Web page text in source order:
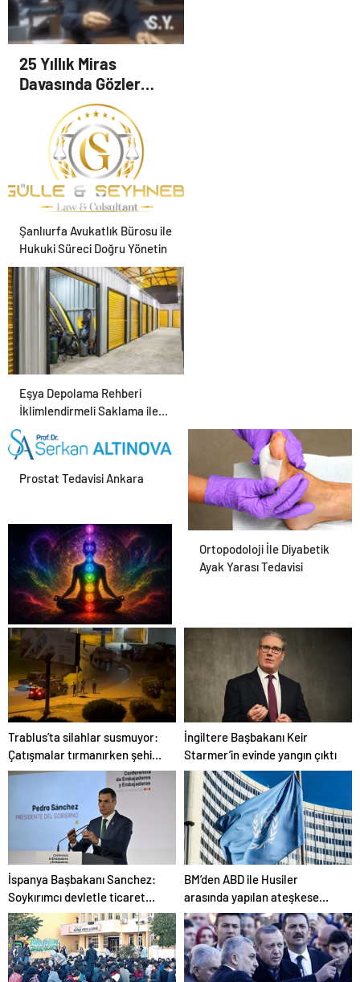
25 Yıllık Miras
Davasında Gözler
Temmuz Ayındaki
Karar Duruşmasına
Çevrildi
Şanlıurfa Avukatlık Bürosu ile
Hukuki Süreci Doğru Yönetin
Eşya Depolama Rehberi
İklimlendirmeli Saklama ile
Güvenli Kullanım
Prostat Tedavisi Ankara
Ortopodoloji İle Diyabetik
Ayak Yarası Tedavisi
Zihnin Gizemli Sınırları ve
Ötesi : Nasılnedir.com
Trablus’ta silahlar susmuyor:
Çatışmalar tırmanırken şehir
alarmda
İngiltere Başbakanı Keir
Starmer’in evinde yangın çıktı
İspanya Başbakanı Sanchez:
Soykırımcı devletle ticaret
yapmayız
BM’den ABD ile Husiler
arasında yapılan ateşkese
ilişkin değerlendirme